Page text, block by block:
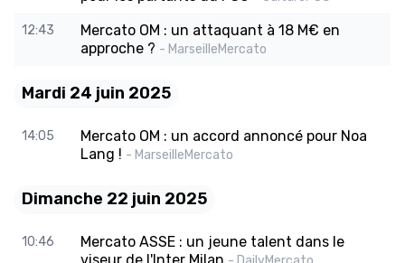
12:43
Mercato OM : un attaquant à 18 M€ en
approche ? - MarseilleMercato
Mardi 24 juin 2025
14:05
Mercato OM : un accord annoncé pour Noa
Lang ! - MarseilleMercato
Dimanche 22 juin 2025
10:46
Mercato ASSE : un jeune talent dans le